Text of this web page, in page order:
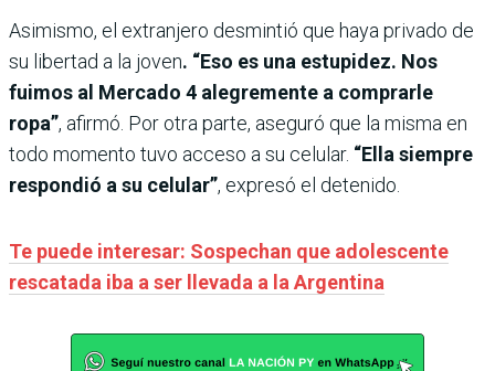
Asimismo, el extranjero desmintió que haya privado de
su libertad a la joven. “Eso es una estupidez. Nos
fuimos al Mercado 4 alegremente a comprarle
ropa”, afirmó. Por otra parte, aseguró que la misma en
todo momento tuvo acceso a su celular. “Ella siempre
respondió a su celular”, expresó el detenido.
Te puede interesar: Sospechan que adolescente
rescatada iba a ser llevada a la Argentina